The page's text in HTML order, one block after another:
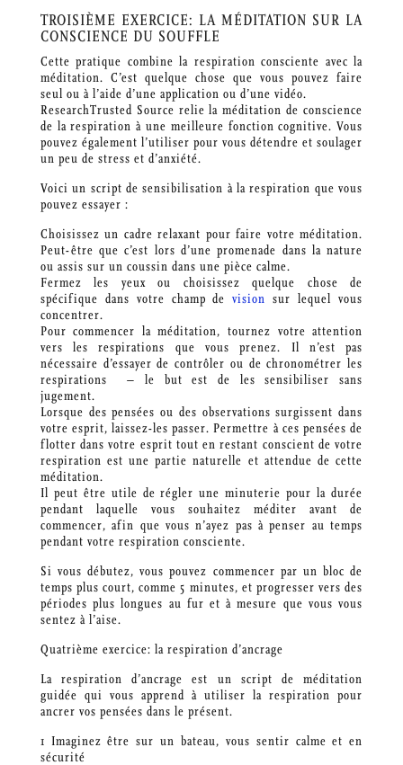
TROISIÈME EXERCICE: LA MÉDITATION SUR LA
CONSCIENCE DU SOUFFLE
Cette pratique combine la respiration consciente avec la
méditation. C’est quelque chose que vous pouvez faire
seul ou à l’aide d’une application ou d’une vidéo.
ResearchTrusted Source relie la méditation de conscience
de la respiration à une meilleure fonction cognitive. Vous
pouvez également l’utiliser pour vous détendre et soulager
un peu de stress et d’anxiété.
Voici un script de sensibilisation à la respiration que vous
pouvez essayer :
Choisissez un cadre relaxant pour faire votre méditation.
Peut-être que c’est lors d’une promenade dans la nature
ou assis sur un coussin dans une pièce calme.
Fermez les yeux ou choisissez quelque chose de
spécifique dans votre champ devision sur lequel vous
concentrer.
Pour commencer la méditation, tournez votre attention
vers les respirations que vous prenez. Il n’est pas
nécessaire d’essayer de contrôler ou de chronométrer les
respirations ⁠ – le but est de les sensibiliser sans
jugement.
Lorsque des pensées ou des observations surgissent dans
votre esprit, laissez-les passer. Permettre à ces pensées de
flotter dans votre esprit tout en restant conscient de votre
respiration est une partie naturelle et attendue de cette
méditation.
Il peut être utile de régler une minuterie pour la durée
pendant laquelle vous souhaitez méditer avant de
commencer, afin que vous n’ayez pas à penser au temps
pendant votre respiration consciente.
Si vous débutez, vous pouvez commencer par un bloc de
temps plus court, comme 5 minutes, et progresser vers des
périodes plus longues au fur et à mesure que vous vous
sentez à l’aise.
Quatrième exercice: la respiration d’ancrage
La respiration d’ancrage est un script de méditation
guidée qui vous apprend à utiliser la respiration pour
ancrer vos pensées dans le présent.
1 Imaginez être sur un bateau, vous sentir calme et en
sécurité